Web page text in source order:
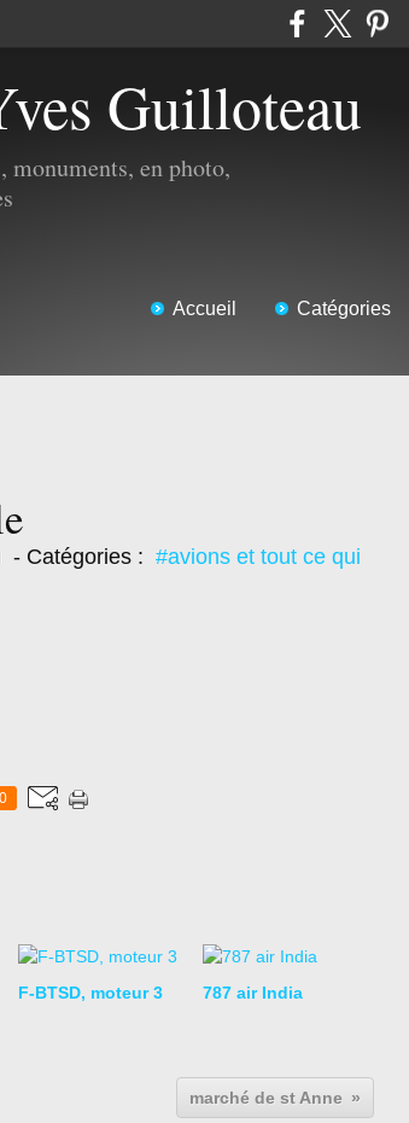
Guilloteau
monuments, en photo,
Accueil Catégories
- Catégories : #avions et tout ce qui
0
F-BTSD, moteur 3 787 air India
marché de st Anne